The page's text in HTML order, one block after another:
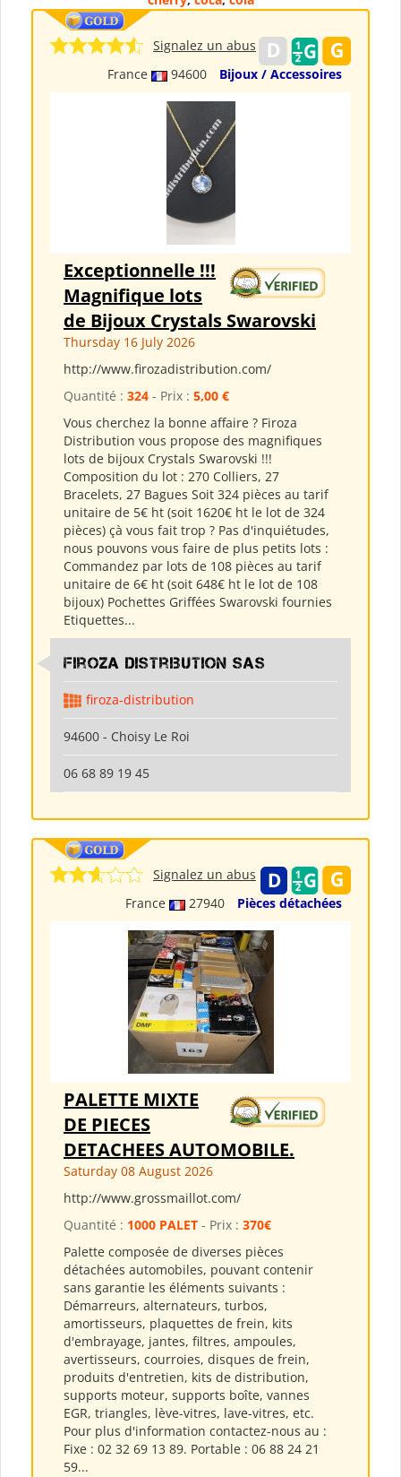
France 94600 Bijoux / Accessoires
Signalez un abus
Exceptionnelle !!!
Magnifique lots
de Bijoux Crystals Swarovski
Thursday 16 July 2026
http://www.firozadistribution.com/
Quantité : 324 - Prix : 5,00 €
Vous cherchez la bonne affaire ? Firoza
Distribution vous propose des magnifiques
lots de bijoux Crystals Swarovski !!!
Composition du lot : 270 Colliers, 27
Bracelets, 27 Bagues Soit 324 pièces au tarif
unitaire de 5€ ht (soit 1620€ ht le lot de 324
pièces) çà vous fait trop ? Pas d'inquiétudes,
nous pouvons vous faire de plus petits lots :
Commandez par lots de 108 pièces au tarif
unitaire de 6€ ht (soit 648€ ht le lot de 108
bijoux) Pochettes Griffées Swarovski fournies
Etiquettes...
Firoza Distribution SAS
firoza-distribution
94600 - Choisy Le Roi
06 68 89 19 45
France 27940 Pièces détachées
Signalez un abus
PALETTE MIXTE
DE PIECES
DETACHEES AUTOMOBILE.
Saturday 08 August 2026
http://www.grossmaillot.com/
Quantité : 1000 PALET - Prix : 370€
Palette composée de diverses pièces
détachées automobiles, pouvant contenir
sans garantie les éléments suivants :
Démarreurs, alternateurs, turbos,
amortisseurs, plaquettes de frein, kits
d'embrayage, jantes, filtres, ampoules,
avertisseurs, courroies, disques de frein,
produits d'entretien, kits de distribution,
supports moteur, supports boîte, vannes
EGR, triangles, lève-vitres, lave-vitres, etc.
Pour plus d'information contactez-nous au :
Fixe : 02 32 69 13 89. Portable : 06 88 24 21
59...